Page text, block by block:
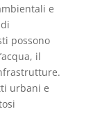
e
possono
il
urbani e